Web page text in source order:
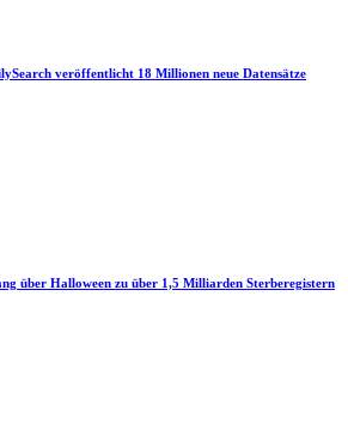
veröffentlicht 18 Millionen neue Datensätze
über Halloween zu über 1,5 Milliarden Sterberegistern